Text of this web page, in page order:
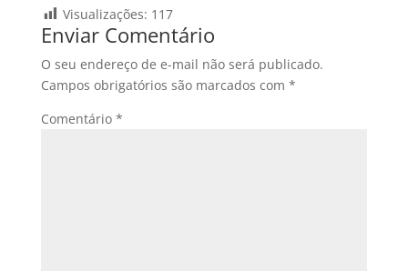
Visualizações: 117
Enviar Comentário
O seu endereço de e-mail não será publicado.
Campos obrigatórios são marcados com *
Comentário *